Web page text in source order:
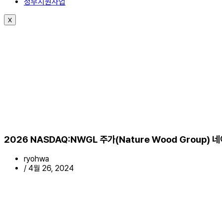
X
2026 NASDAQ:NWGL 주가(Nature Wood Group) 네이
ryohwa
/ 4월 26, 2024